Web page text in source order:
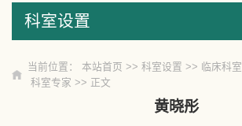
科室设置
当前位置： 本站首页 >> 科室设置 >> 临床科室
科室专家 >> 正文
黄晓彤